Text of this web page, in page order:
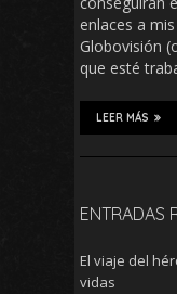
enlaces a
Globovisión
que esté
LEER MÁS
ENTRADAS
El viaje del
vidas